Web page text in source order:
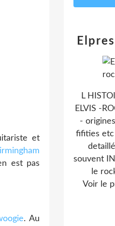
et
est pas
. Au
L
ELVIS -
-
fifities etc
souvent
le
Voir le